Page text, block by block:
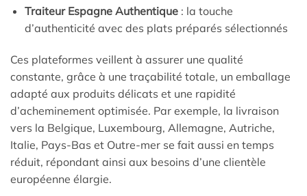
Traiteur Espagne Authentique: la touche
d’authenticité avec des plats préparés sélectionnés
Ces plateformes veillent à assurer une qualité
constante, grâce à une traçabilité totale, un emballage
adapté aux produits délicats et une rapidité
d’acheminement optimisée. Par exemple, la livraison
vers la Belgique, Luxembourg, Allemagne, Autriche,
Italie, Pays-Bas et Outre-mer se fait aussi en temps
réduit, répondant ainsi aux besoins d’une clientèle
européenne élargie.